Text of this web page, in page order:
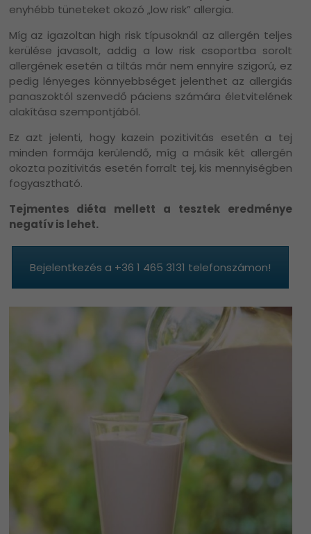
enyhébb tüneteket okozó „low risk” allergia.
Míg az igazoltan high risk típusoknál az allergén teljes
kerülése javasolt, addig a low risk csoportba sorolt
allergének esetén a tiltás már nem ennyire szigorú, ez
pedig lényeges könnyebbséget jelenthet az allergiás
panaszoktól szenvedő páciens számára életvitelének
alakítása szempontjából.
Ez azt jelenti, hogy kazein pozitivitás esetén a tej
minden formája kerülendő, míg a másik két allergén
okozta pozitivitás esetén forralt tej, kis mennyiségben
fogyasztható.
Tejmentes diéta mellett a tesztek eredménye
negatív is lehet.
Bejelentkezés a +36 1 465 3131 telefonszámon!